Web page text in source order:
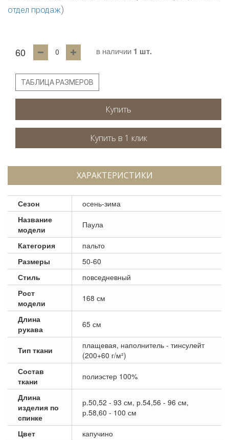
отдел продаж)
60 в наличии 1 шт.
ТАБЛИЦА РАЗМЕРОВ
Купить
ХАРАКТЕРИСТИКИ
Сезон
осень-зима
Название
модели
Паула
Категория
пальто
Размеры
50-60
Стиль
повседневный
Рост
модели
168 см
Длина
рукава
65 см
Тип ткани
плащевая, наполнитель - тинсулейт
(200+60 г/м²)
Состав
ткани
полиэстер 100%
Длина
изделия по
спинке
р.50,52 - 93 см, р.54,56 - 96 см,
р.58,60 - 100 см
Цвет капучино